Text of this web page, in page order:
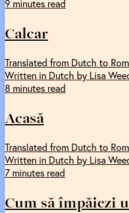
9 minutes read
Calcar
Translated from Dutch to
Written in Dutch by Lisa
8 minutes read
Acasă
Translated from Dutch to
Written in Dutch by Lisa
7 minutes read
Cum să împăiezi